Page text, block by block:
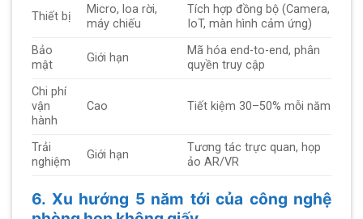
Thiết bị
Micro, loa rời,
máy chiếu
Tích hợp đồng bộ (Camera,
IoT, màn hình cảm ứng)
Bảo
mật
Giới hạn
Mã hóa end-to-end, phân
quyền truy cập
Chi phí
vận
hành
Cao Tiết kiệm 30–50% mỗi năm
Trải
nghiệm
Giới hạn
Tương tác trực quan, họp
ảo AR/VR
6. Xu hướng 5 năm tới của công nghệ